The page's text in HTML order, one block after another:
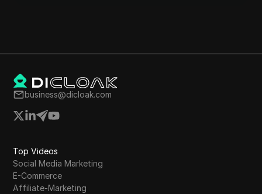
business@dicloak.com
Top Videos
Social Media Marketing
E-Commerce
Affiliate-Marketing